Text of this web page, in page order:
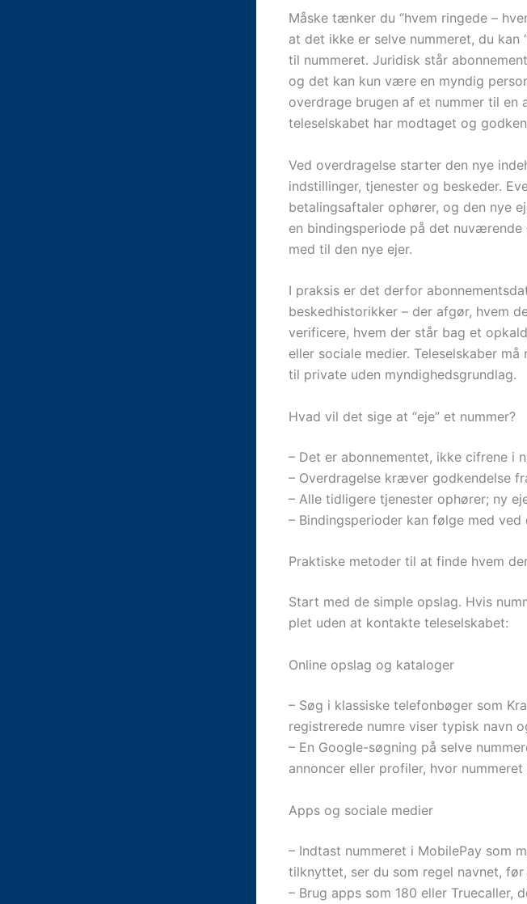
Måske tænker du “hvem ringede –
at det ikke er selve nummeret, du kan
til nummeret. Juridisk står
og det kan kun være en myndig
overdrage brugen af et nummer til en
teleselskabet har modtaget og
Ved overdragelse starter den nye
indstillinger, tjenester og beskeder.
betalingsaftaler ophører, og den nye
en bindingsperiode på det
med til den nye ejer.
I praksis er det derfor
beskedhistorikker – der afgør, hvem
verificere, hvem der står bag et
eller sociale medier. Teleselskaber
til private uden myndighedsgrundlag.
Hvad vil det sige at “eje” et nummer?
– Det er abonnementet, ikke cifrene i
– Overdragelse kræver godkendelse
– Alle tidligere tjenester ophører; ny
– Bindingsperioder kan følge med ved
Praktiske metoder til at finde hvem
Start med de simple opslag. Hvis
plet uden at kontakte teleselskabet:
Online opslag og kataloger
– Søg i klassiske telefonbøger som
registrerede numre viser typisk navn
– En Google-søgning på selve
annoncer eller profiler, hvor
Apps og sociale medier
– Indtast nummeret i MobilePay som
tilknyttet, ser du som regel navnet,
– Brug apps som 180 eller Truecaller,